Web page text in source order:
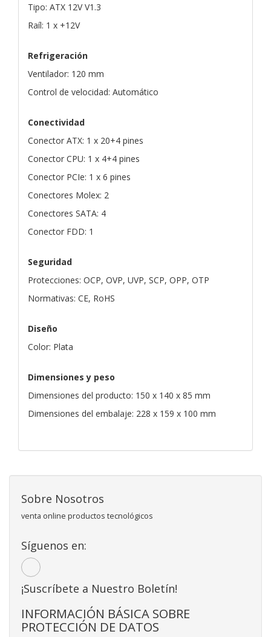
Tipo: ATX 12V V1.3
Raíl: 1 x +12V
Refrigeración
Ventilador: 120 mm
Control de velocidad: Automático
Conectividad
Conector ATX: 1 x 20+4 pines
Conector CPU: 1 x 4+4 pines
Conector PCIe: 1 x 6 pines
Conectores Molex: 2
Conectores SATA: 4
Conector FDD: 1
Seguridad
Protecciones: OCP, OVP, UVP, SCP, OPP, OTP
Normativas: CE, RoHS
Diseño
Color: Plata
Dimensiones y peso
Dimensiones del producto: 150 x 140 x 85 mm
Dimensiones del embalaje: 228 x 159 x 100 mm
Sobre Nosotros
venta online productos tecnológicos
Síguenos en:
¡Suscríbete a Nuestro Boletín!
INFORMACIÓN BÁSICA SOBRE
PROTECCIÓN DE DATOS